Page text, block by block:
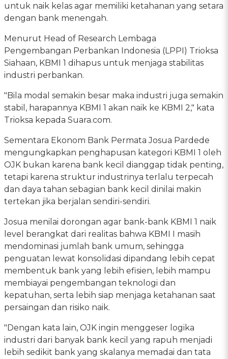
untuk naik kelas agar memiliki ketahanan yang setara
dengan bank menengah.
Menurut Head of Research Lembaga
Pengembangan Perbankan Indonesia (LPPI) Trioksa
Siahaan, KBMI 1 dihapus untuk menjaga stabilitas
industri perbankan.
"Bila modal semakin besar maka industri juga semakin
stabil, harapannya KBMI 1 akan naik ke KBMI 2," kata
Trioksa kepada Suara.com.
Sementara Ekonom Bank Permata Josua Pardede
mengungkapkan penghapusan kategori KBMI 1 oleh
OJK bukan karena bank kecil dianggap tidak penting,
tetapi karena struktur industrinya terlalu terpecah
dan daya tahan sebagian bank kecil dinilai makin
tertekan jika berjalan sendiri-sendiri.
Josua menilai dorongan agar bank-bank KBMI 1 naik
level berangkat dari realitas bahwa KBMI I masih
mendominasi jumlah bank umum, sehingga
penguatan lewat konsolidasi dipandang lebih cepat
membentuk bank yang lebih efisien, lebih mampu
membiayai pengembangan teknologi dan
kepatuhan, serta lebih siap menjaga ketahanan saat
persaingan dan risiko naik.
"Dengan kata lain, OJK ingin menggeser logika
industri dari banyak bank kecil yang rapuh menjadi
lebih sedikit bank yang skalanya memadai dan tata